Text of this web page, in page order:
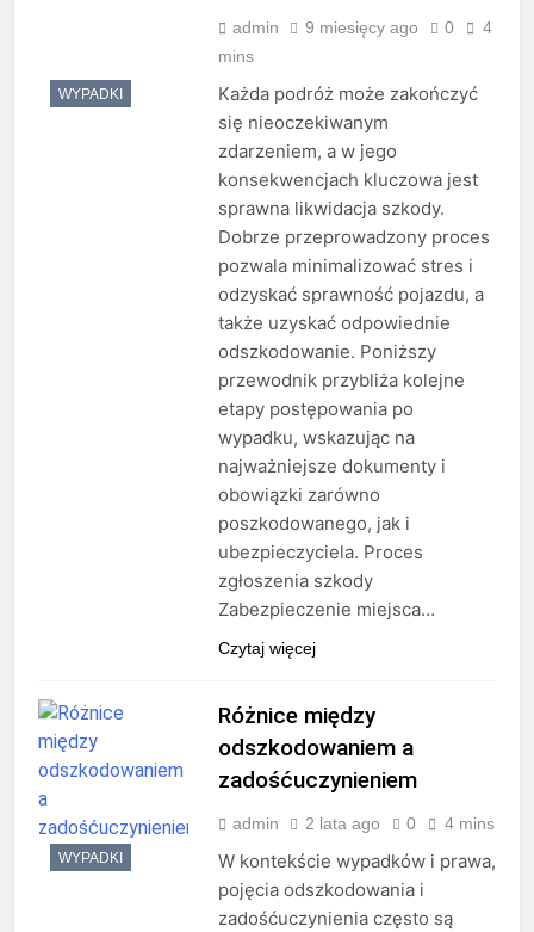
WYPADKI
admin 9 miesięcy ago 0
4
mins
Każda podróż może zakończyć
się nieoczekiwanym
zdarzeniem, a w jego
konsekwencjach kluczowa jest
sprawna likwidacja szkody.
Dobrze przeprowadzony proces
pozwala minimalizować stres i
odzyskać sprawność pojazdu, a
także uzyskać odpowiednie
odszkodowanie. Poniższy
przewodnik przybliża kolejne
etapy postępowania po
wypadku, wskazując na
najważniejsze dokumenty i
obowiązki zarówno
poszkodowanego, jak i
ubezpieczyciela. Proces
zgłoszenia szkody
Zabezpieczenie miejsca…
Czytaj więcej
WYPADKI
Różnice między
odszkodowaniem a
zadośćuczynieniem
admin 2 lata ago 0 4 mins
W kontekście wypadków i prawa,
pojęcia odszkodowania i
zadośćuczynienia często są